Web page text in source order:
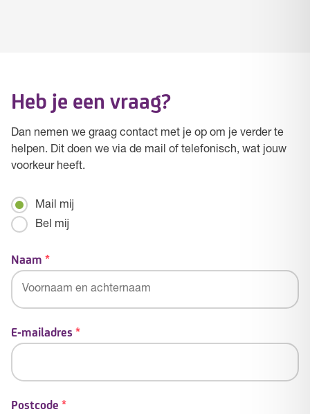
Heb je een vraag?
Dan nemen we graag contact met je op om je verder te
helpen. Dit doen we via de mail of telefonisch, wat jouw
voorkeur heeft.
Mailen
/
Bellen
Mail mij
Bel mij
Naam *
E-mailadres *
Postcode *